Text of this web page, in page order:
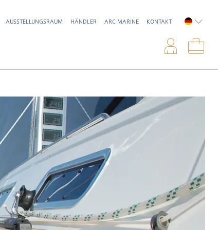
AUSSTELLUNGSRAUM HÄNDLER ARC MARINE KONTAKT